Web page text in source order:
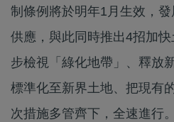
制條例將於明年1月生效，
供應，與此同時推出4招加
步檢視「綠化地帶」、釋放
標準化至新界土地、把現有
次措施多管齊下，全速進行